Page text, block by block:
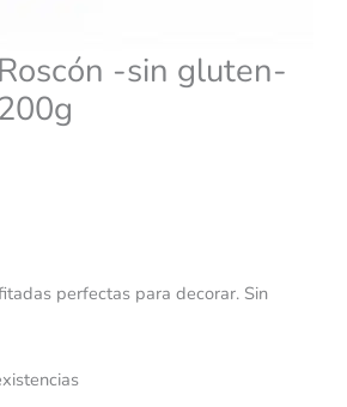
-sin gluten-
perfectas para decorar. Sin